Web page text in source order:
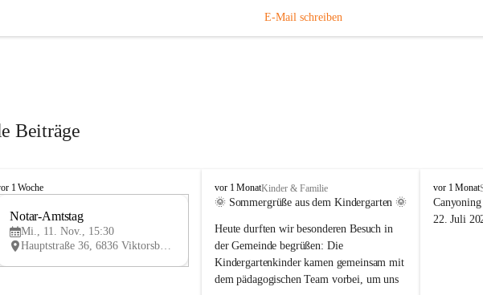
E-Mail schreiben
Beiträge
1 Woche
V
Notar-Amtstag
Mi., 11. Nov., 15:30
Hauptstraße 36, 6836 Viktorsberg, AUT
V
i
t
o
r
s
vor 1 MonatKinder & Familie
🌞 Sommergrüße aus dem Kindergarten 🌞
Heute durften wir besonderen Besuch in
der Gemeinde begrüßen: Die
Kindergartenkinder kamen gemeinsam mit
dem pädagogischen Team vorbei, um uns
V
i
k
vor 1 Monat
22. Juli